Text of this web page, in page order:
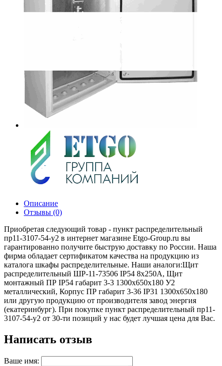
Описание
Отзывы (0)
Приобретая следующий товар - пункт распределительный
пр11-3107-54-у2 в интернет магазине Etgo-Group.ru вы
гарантированно получите быструю доставку по России. Наша
фирма обладает сертификатом качества на продукцию из
каталога шкафы распределительные. Наши аналоги:Щит
распределительный ШР-11-73506 IP54 8х250А, Щит
монтажный ПР IP54 габарит 3-3 1300х650х180 У2
металлический, Корпус ПР габарит 3-36 IP31 1300х650х180
или другую продукцию от производителя завод энергия
(екатеринбург). При покупке пункт распределительный пр11-
3107-54-у2 от 30-ти позиций у нас будет лучшая цена для Вас.
Написать отзыв
Ваше имя: